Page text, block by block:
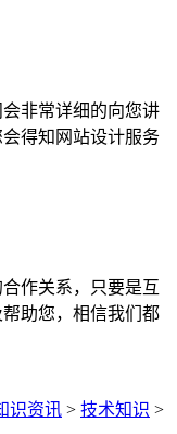
非常详细的向您讲
得知网站设计服务
作关系，只要是互
助您，相信我们都
识资讯 > 技术知识 >